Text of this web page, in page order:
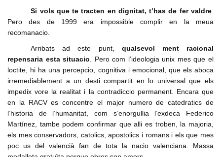
Si vols que te tracten en dignitat, t’has de fer valdre
Pero des de 1999 era impossible complir en la meua
recomanacio.
Arribats ad este punt, qualsevol ment racional
repensaria esta situacio . Pero com l’ideologia unix mes que el
loctite, hi ha una percepcio, cognitiva i emocional, que els aboca
irremediablement a un desti compartit en lo universal que els
impedix vore la realitat i la contradiccio permanent. Encara que
en la RACV es concentre el major numero de catedratics de
l’historia de l’humanitat, com s’enorgullia l’exdeca Federico
Martínez, tambe podem confirmar que alli es troben, la majoria,
els mes conservadors, catolics, apostolics i romans i els que mes
poc us del valencià fan de tota la nacio valenciana. Massa